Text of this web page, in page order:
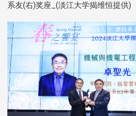
系友(右)奖座_(淡江大学揭维恒提供)​​​​​​​